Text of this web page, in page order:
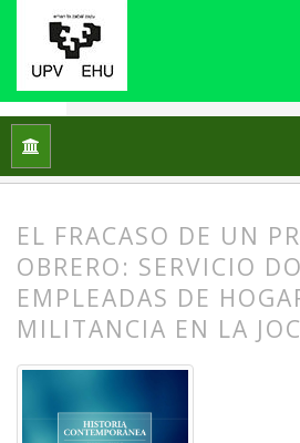
Inicio Núm. 80
EL FRACASO DE UN
OBRERO: SERVICIO
EMPLEADAS DE
MILITANCIA EN LA